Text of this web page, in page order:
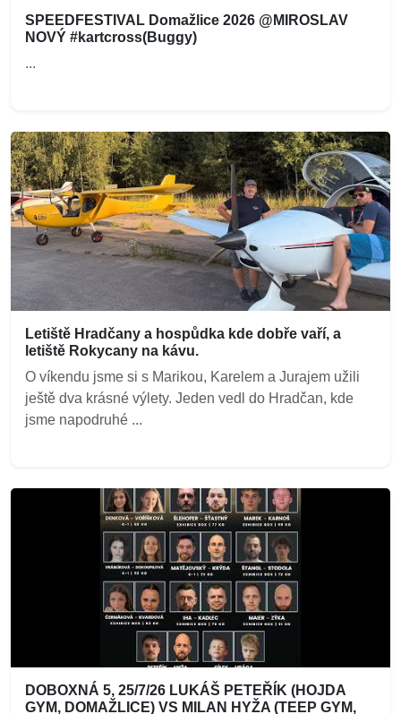
SPEEDFESTIVAL Domažlice 2026 @MIROSLAV
NOVÝ #kartcross(Buggy)
...
Letiště Hradčany a hospůdka kde dobře vaří, a
letiště Rokycany na kávu.
O víkendu jsme si s Marikou, Karelem a Jurajem užili
ještě dva krásné výlety. Jeden vedl do Hradčan, kde
jsme napodruhé ...
DOBOXNÁ 5, 25/7/26 LUKÁŠ PETEŘÍK (HOJDA
GYM, DOMAŽLICE) VS MILAN HYŽA (TEEP GYM,